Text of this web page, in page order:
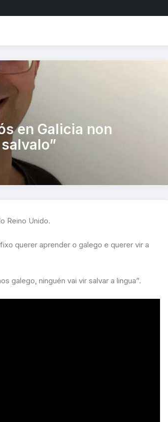
en Galicia non
Reino Unido.
querer aprender o galego e querer vir a
galego, ninguén vai vir salvar a lingua”.